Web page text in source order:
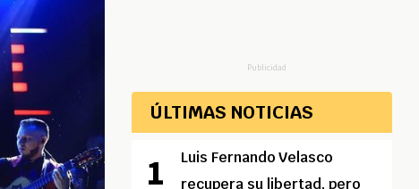
Publicidad
ÚLTIMAS NOTICIAS
Luis Fernando Velasco
recupera su libertad, pero